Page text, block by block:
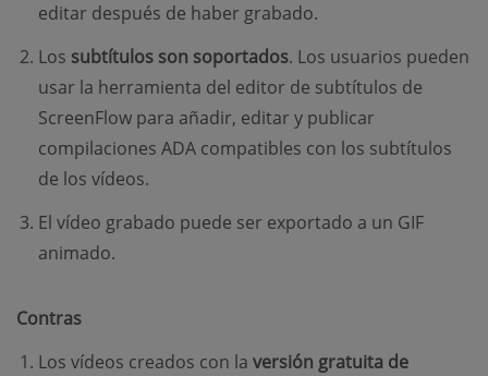
editar después de haber grabado.
Los subtítulos son soportados. Los usuarios pueden
usar la herramienta del editor de subtítulos de
ScreenFlow para añadir, editar y publicar
compilaciones ADA compatibles con los subtítulos
de los vídeos.
El vídeo grabado puede ser exportado a un GIF
animado.
Contras
Los vídeos creados con la versión gratuita de